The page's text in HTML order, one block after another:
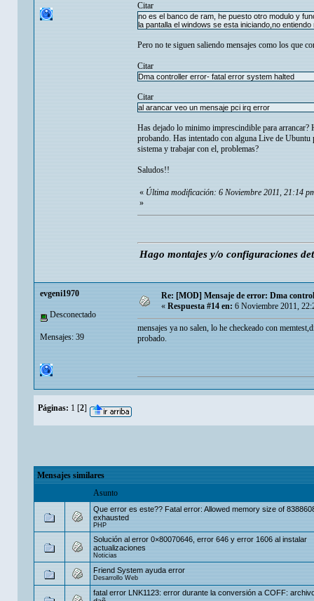
Citar
no es el banco de ram, he puesto otro modulo y
la pantalla el windows se esta iniciando,no
Pero no te siguen saliendo mensajes como los que
Citar
Dma controller error- fatal error system halted
Citar
al arancar veo un mensaje pci irq error
Has dejado lo minimo imprescindible para
probando. Has intentado con alguna Live de Ubuntu
sistema y trabajar con el, problemas?
Saludos!!
« Última modificación: 6 Noviembre 2011, 21:14
»
Hago montajes y/o configuraciones
evgeni1970
Desconectado
Mensajes: 39
Re: [MOD] Mensaje de error: Dma
«Respuesta #14 en:6 Noviembre 2011,
mensajes ya no salen, lo he checkeado con
probado.
Páginas: 1 [2]
Mensajes similares
Asunto
Que error es este?? Fatal error: Allowed memory size of
exhausted
PHP
Solución al error 0×80070646, error 646 y error 1606 al instalar
actualizaciones
Noticias
Friend System ayuda error
Desarrollo Web
fatal error LNK1123: error durante la conversión a COFF: